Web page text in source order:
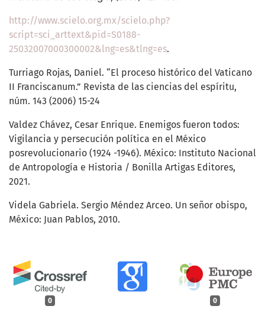
0 0
http://www.scielo.org.mx/scielo.php?
script=sci_arttext&pid=S0188-
25032007000300002&lng=es&tlng=es.
Turriago Rojas, Daniel. “El proceso histórico del Vaticano
II Franciscanum.” Revista de las ciencias del espíritu,
núm. 143 (2006) 15-24
Valdez Chávez, Cesar Enrique. Enemigos fueron todos:
Vigilancia y persecución política en el México
posrevolucionario (1924 -1946). México: Instituto Nacional
de Antropología e Historia / Bonilla Artigas Editores,
2021.
Videla Gabriela. Sergio Méndez Arceo. Un señor obispo,
México: Juan Pablos, 2010.